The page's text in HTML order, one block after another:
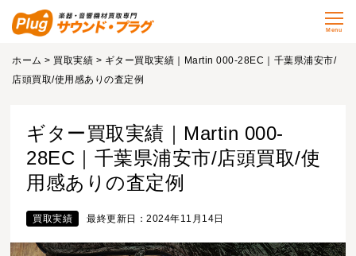
Menu
ホーム > 買取実績 > ギター買取実績｜Martin 000-28EC｜千葉県浦安市/
店頭買取/使用感ありの査定例
ギター買取実績｜Martin 000-
28EC｜千葉県浦安市/店頭買取/使
用感ありの査定例
買取実績 最終更新日：2024年11月14日